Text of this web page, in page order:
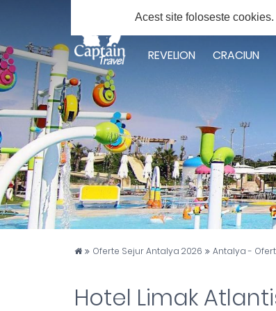
Acest site foloseste
Captain Travel
Oferte Sejur Antalya 2026 Antalya -
Hotel Limak
Plus
REVELION CRACIUN